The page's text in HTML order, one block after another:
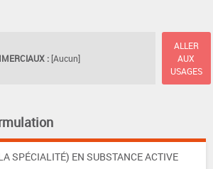
: [Aucun]
ALLER
AUX
USAGES
SPÉCIALITÉ) EN SUBSTANCE ACTIVE